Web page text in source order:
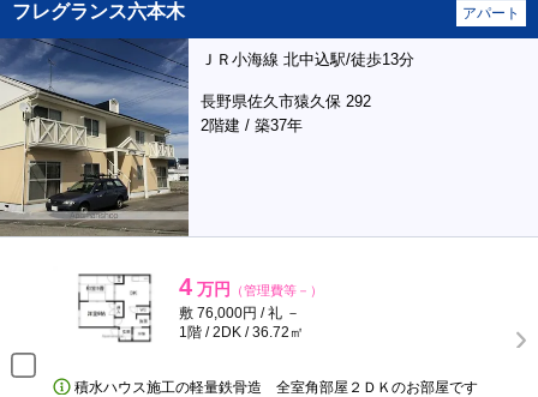
フレグランス六本木 アパート
ＪＲ小海線 北中込駅/徒歩13分
長野県佐久市猿久保 292
2階建 / 築37年
4 万円 （管理費等－）
敷 76,000円 / 礼 －
1階 / 2DK / 36.72㎡
積水ハウス施工の軽量鉄骨造 全室角部屋２ＤＫのお部屋です